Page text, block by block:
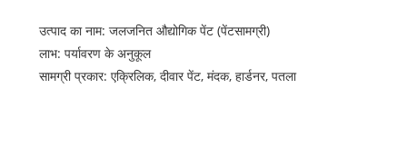
उत्पाद का नाम: जलजनित औद्योगिक पेंट (पेंटसामग्री)
लाभ: पर्यावरण के अनुकूल
सामग्री प्रकार: एक्रिलिक, दीवार पेंट, मंदक, हार्डनर, पतला